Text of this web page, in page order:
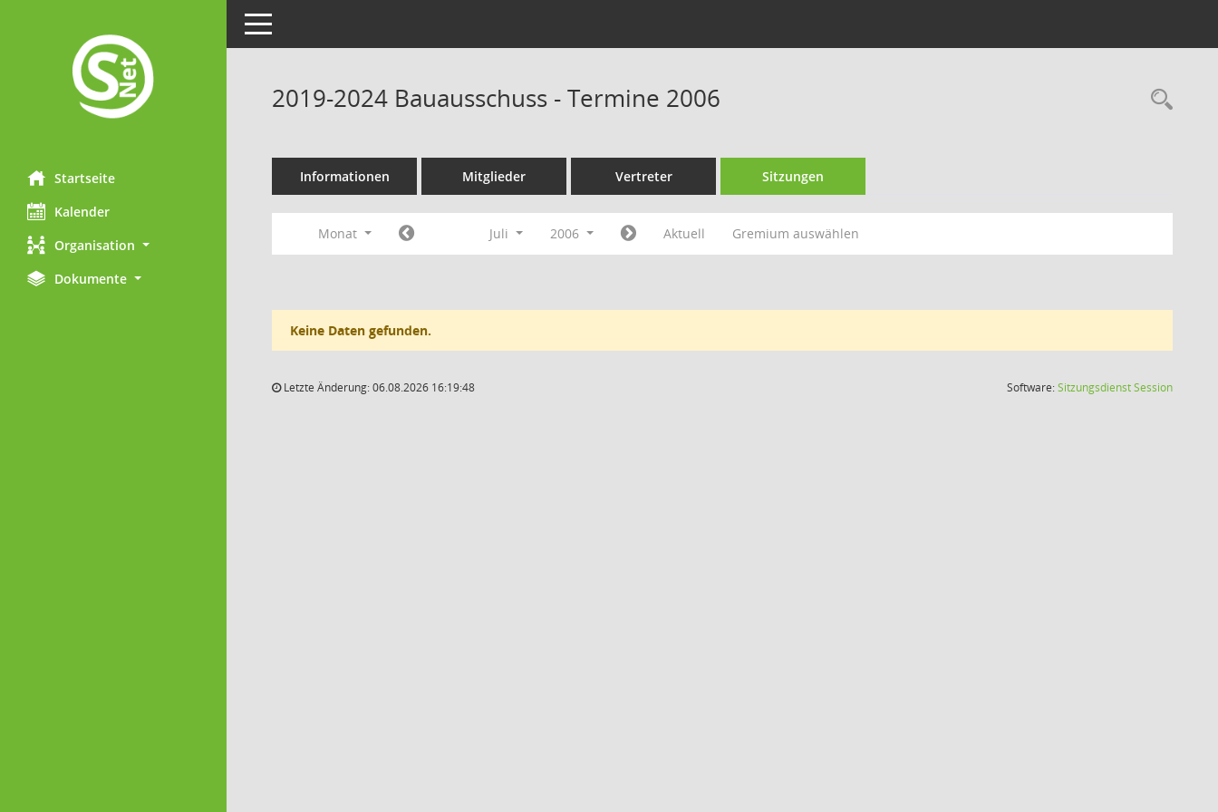
Startseite
Kalender
Organisation
Dokumente
Toggle navigation
2019-2024 Bauausschuss - Termine 2006
Informationen Mitglieder Vertreter Sitzungen
Monat Juli 2006 Aktuell Gremium auswählen
Keine Daten gefunden.
Letzte Änderung: 06.08.2026 16:19:48 Software:SitzungsdienstSession(Wird in